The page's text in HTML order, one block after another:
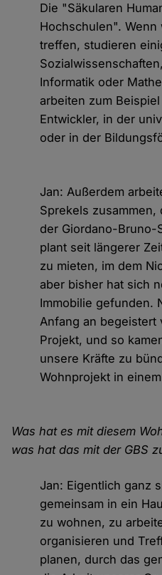
Die "Säkularen
Hochschulen".
treffen, studieren
Informatik oder
arbeiten zum
Entwickler, in der
oder in der
Jan: Außerdem
Sprekels zusammen,
der Giordano-Bruno-
plant seit längerer
zu mieten, im dem
aber bisher hat sich
Immobilie gefunden.
Anfang an begeistert
Projekt, und so
unsere Kräfte zu
Wohnprojekt in
Was hat es mit diesem
was hat das mit der GBS
Jan: Eigentlich ganz
gemeinsam in ein
zu wohnen, zu
organisieren und
planen, durch das